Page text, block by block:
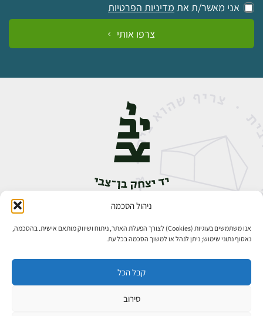
ניהול הסכמה
אנו משתמשים בעוגיות (Cookies) לצורך הפעלת האתר, ניתוח ושיווק מותאם אישית. בהסכמה,
נאסוף נתוני שימוש; ניתן לנהל או למשוך הסכמה בכל עת.
קבל הכל
סירוב
אני מאשר/ת את מדיניות הפרטיות
צרפו אותי
אבן גבירול 14, רחביה, ירושלים